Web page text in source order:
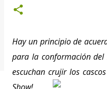
Hay un principio de
para la conformación del
escuchan crujir los